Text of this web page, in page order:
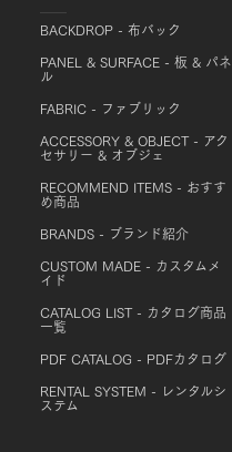
BACKDROP - 布バック
PANEL & SURFACE - 板 & パネ
ル
FABRIC - ファブリック
ACCESSORY & OBJECT - アク
セサリー & オブジェ
RECOMMEND ITEMS - おすす
め商品
BRANDS - ブランド紹介
CUSTOM MADE - カスタムメ
イド
CATALOG LIST - カタログ商品
一覧
PDF CATALOG - PDFカタログ
RENTAL SYSTEM - レンタルシ
ステム